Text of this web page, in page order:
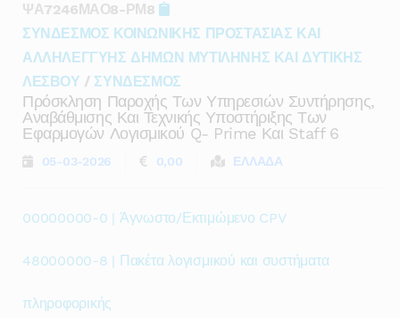
ΨΑ7246ΜΑΟ8-ΡΜ8
ΣΥΝΔΕΣΜΟΣ ΚΟΙΝΩΝΙΚΗΣ ΠΡΟΣΤΑΣΙΑΣ ΚΑΙ
ΑΛΛΗΛΕΓΓΥΗΣ ΔΗΜΩΝ ΜΥΤΙΛΗΝΗΣ ΚΑΙ ΔΥΤΙΚΗΣ
ΛΕΣΒΟΥ / ΣΥΝΔΕΣΜΟΣ
Πρόσκληση Παροχής Των Υπηρεσιών Συντήρησης,
Αναβάθμισης Και Τεχνικής Υποστήριξης Των
Εφαρμογών Λογισμικού Q- Prime Και Staff 6
05-03-2026 0,00 ΕΛΛΑΔΑ
00000000-0 | Άγνωστο/Εκτιμώμενο CPV
48000000-8 | Πακέτα λογισμικού και συστήματα
πληροφορικής